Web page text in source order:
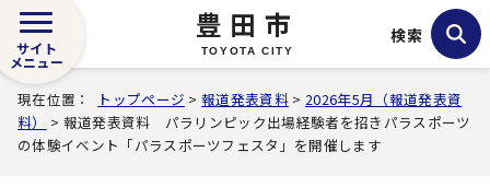
豊田市
TOYOTA CITY
サイト
メニュー
検索
現在位置： トップページ >報道発表資料 >2026年5月（報道発表資
料）
> 報道発表資料 パラリンピック出場経験者を招きパラスポーツ
の体験イベント「パラスポーツフェスタ」を開催します